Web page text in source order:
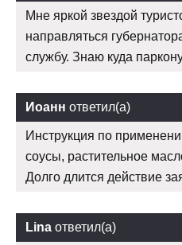
Мне яркой звездой
направляться
службу. Знаю куда
Иоанн ответил(а)
Инструкция по
соусы, растительное
Долго длится действие
Lina ответил(а)